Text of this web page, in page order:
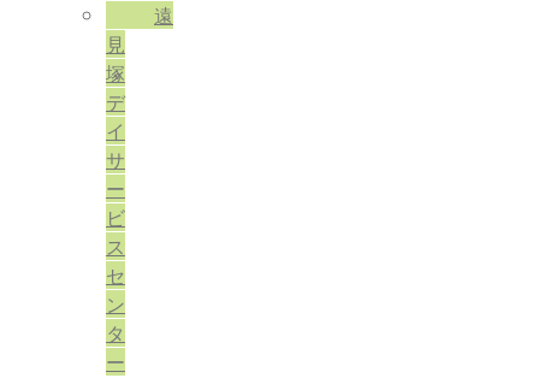
遠
見
塚
デ
イ
サ
ー
ビ
ス
セ
ン
タ
ー